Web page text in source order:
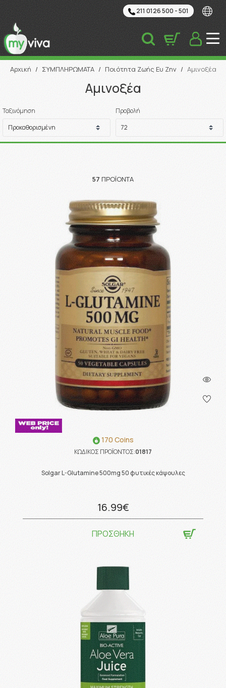
211 0126 500 - 501
Αναζήτηση
Αρχική / ΣΥΜΠΛΗΡΩΜΑΤΑ / Ποιότητα Ζωής Ευ Ζην / Αμινοξέα
Αμινοξέα
Ταξινόμηση Προβολή
57 ΠΡΟΪΌΝΤΑ
170 Coins
ΚΩΔΙΚΟΣ ΠΡΟΪΟΝΤΟΣ:01817
Solgar L-Glutamine 500mg 50 φυτικές κάψουλες
16.99€
ΠΡΟΣΘΗΚΗ